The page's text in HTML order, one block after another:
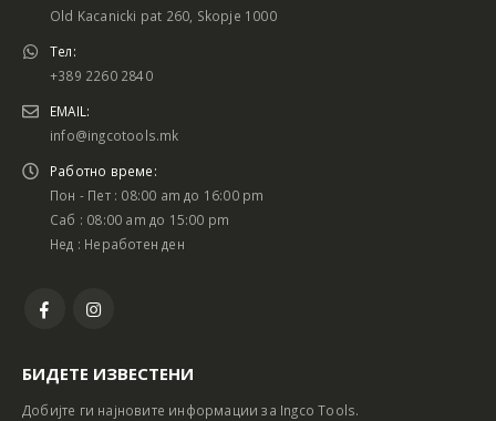
Old Kacanicki pat 260, Skopje 1000
Тел:
+389 2260 2840
EMAIL:
info@ingcotools.mk
Работно време:
Пон - Пет : 08:00 am до 16:00 pm
Саб : 08:00 am до 15:00 pm
Нед : Неработен ден
БИДЕТЕ ИЗВЕСТЕНИ
Добијте ги најновите информации за Ingco Tools.